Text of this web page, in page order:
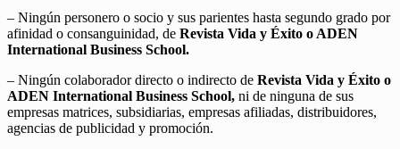
– Ningún personero o socio y sus parientes hasta segundo grado por
afinidad o consanguinidad, de Revista Vida y Éxito o ADEN
International Business School.
– Ningún colaborador directo o indirecto de Revista Vida y Éxito o
ADEN International Business School, ni de ninguna de sus
empresas matrices, subsidiarias, empresas afiliadas, distribuidores,
agencias de publicidad y promoción.